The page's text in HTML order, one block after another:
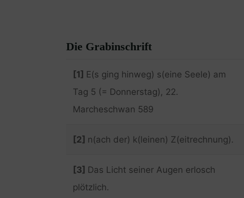
Die Grabinschrift
[1] E(s ging hinweg) s(eine Seele) am
Tag 5 (= Donnerstag), 22.
Marcheschwan 589
[2] n(ach der) k(leinen) Z(eitrechnung).
[3] Das Licht seiner Augen erlosch
plötzlich.